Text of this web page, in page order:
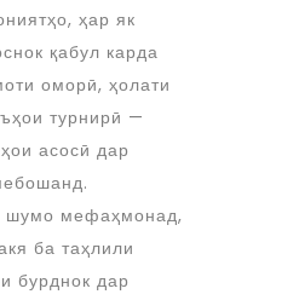
ҳар як
қабул карда
оморӣ, ҳолати
турнирӣ —
асосӣ дар
шумо мефаҳмонад,
ба таҳлили
бурднок дар